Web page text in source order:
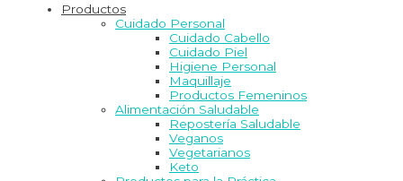
Productos
Cuidado Personal
Cuidado Cabello
Cuidado Piel
Higiene Personal
Maquillaje
Productos Femeninos
Alimentación Saludable
Repostería Saludable
Veganos
Vegetarianos
Keto